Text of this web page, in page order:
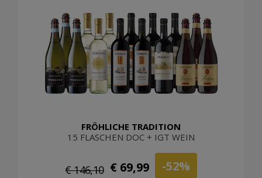
FRÖHLICHE TRADITION
15 FLASCHEN DOC + IGT WEIN
€ 146,10 € 69,99 -52%